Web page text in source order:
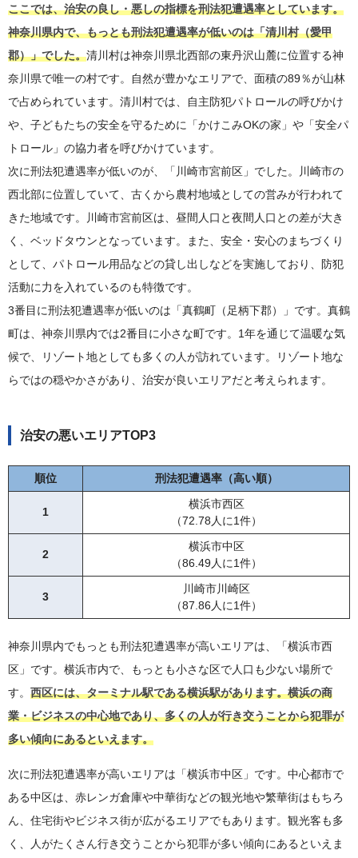
183.63人に1件
46
藤沢市
179.93人に1件
47
相模原市緑区
176.42人に1件
48
平塚市
176.00人に1件
49
小田原市
170.41人に1件
50
川崎市幸区
51
中井町（足柄上郡）
164.85人に1件
52
大和市
163.99人に1件
相模原市中央区
56
川崎市川崎区
87.86人に1件
57
横浜市中区
86.49人に1件
58
横浜市西区 72.78人に1件
30
海老名市
731件
31
横浜市保土ケ谷区
783件
32
横浜市南区
793件
33
横浜市都筑区
824件
34
横浜市金沢区
879件
37
相模原市緑区
944件
38
横浜市港南区
949件
39
横浜市戸塚区
966件
40
川崎市高津区
1,045件
40
川崎市幸区
42
横浜市青葉区
1,052件
43
小田原市
1,090件
44
横浜市神奈川区
1,121件
47
横須賀市
48
厚木市
1,385件
49
平塚市
1,467件
横浜市西区
横浜市鶴見区
相模原市南区
54
横浜市港北区
1,655件
55
相模原市中央区
1,724件
56
横浜市中区
1,774件
57
藤沢市
2,466件
58
川崎市川崎区 2,638件
ここでは、治安の良し・悪しの指標を刑法犯遭遇率としています。
神奈川県内で、もっとも刑法犯遭遇率が低いのは「清川村（愛甲
郡）」でした。清川村は神奈川県北西部の東丹沢山麓に位置する神
奈川県で唯一の村です。自然が豊かなエリアで、面積の89％が山林
で占められています。清川村では、自主防犯パトロールの呼びかけ
や、子どもたちの安全を守るために「かけこみOKの家」や「安全パ
トロール」の協力者を呼びかけています。
次に刑法犯遭遇率が低いのが、「川崎市宮前区」でした。川崎市の
西北部に位置していて、古くから農村地域としての営みが行われて
きた地域です。川崎市宮前区は、昼間人口と夜間人口との差が大き
く、ベッドタウンとなっています。また、安全・安心のまちづくり
として、パトロール用品などの貸し出しなどを実施しており、防犯
活動に力を入れているのも特徴です。
3番目に刑法犯遭遇率が低いのは「真鶴町（足柄下郡）」です。真鶴
町は、神奈川県内では2番目に小さな町です。1年を通じて温暖な気
候で、リゾート地としても多くの人が訪れています。リゾート地な
らではの穏やかさがあり、治安が良いエリアだと考えられます。
治安の悪いエリアTOP3
順位 刑法犯遭遇率（高い順）
1
横浜市西区
（72.78人に1件）
2
横浜市中区
（86.49人に1件）
3
川崎市川崎区
（87.86人に1件）
神奈川県内でもっとも刑法犯遭遇率が高いエリアは、「横浜市西
区」です。横浜市内で、もっとも小さな区で人口も少ない場所で
す。 西区には、ターミナル駅である横浜駅があります。横浜の商
業・ビジネスの中心地であり、多くの人が行き交うことから犯罪が
多い傾向にあるといえます。
次に刑法犯遭遇率が高いエリアは「横浜市中区」です。中心都市で
ある中区は、赤レンガ倉庫や中華街などの観光地や繁華街はもちろ
ん、住宅街やビジネス街が広がるエリアでもあります。観光客も多
く、人がたくさん行き交うことから犯罪が多い傾向にあるといえま